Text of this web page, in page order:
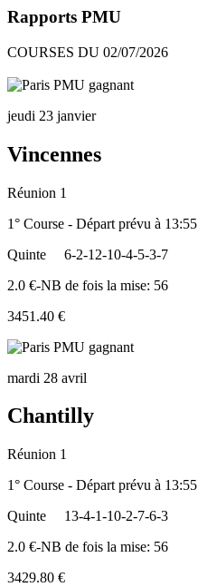
Rapports PMU
COURSES DU 02/07/2026
jeudi 23 janvier
Vincennes
Réunion 1
1° Course - Départ prévu à 13:55
Quinte
6-2-12-10-4-5-3-7
2.0 €-NB de fois la mise: 56
3451.40 €
mardi 28 avril
Chantilly
Réunion 1
1° Course - Départ prévu à 13:55
Quinte
13-4-1-10-2-7-6-3
2.0 €-NB de fois la mise: 56
3429.80 €